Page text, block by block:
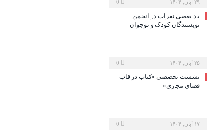
۲۹ آبان, ۱۴۰۴
یاد بعضی نفرات در انجمن
نویسندگان کودک و نوجوان
۲۵ آبان, ۱۴۰۴
نشست تخصصی «کتاب در قاب
فضای مجازی»
۱۷ آبان, ۱۴۰۴